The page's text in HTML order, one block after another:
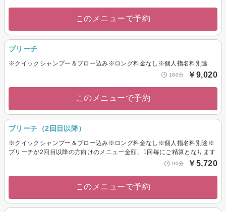
このメニューで予約
ブリーチ
※クイックシャンプー＆ブロー込み※ロング料金なし※個人指名料別途
180分 ￥9,020
このメニューで予約
ブリーチ（2回目以降）
※クイックシャンプー＆ブロー込み※ロング料金なし※個人指名料別途※
ブリーチが2回目以降の方向けのメニュー金額。1回毎にご精算となります
90分 ￥5,720
このメニューで予約